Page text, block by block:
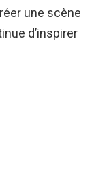
une scène
d’inspirer